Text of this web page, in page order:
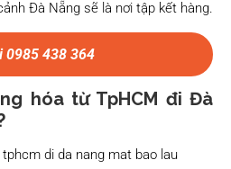
Đà Nẵng sẽ là nơi tập kết hàng.
0985 438 364
hóa từ TpHCM đi Đà